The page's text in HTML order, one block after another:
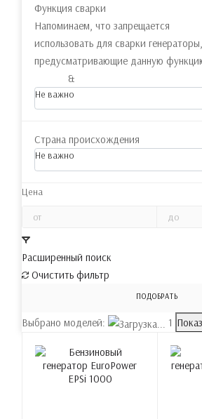
Функция сварки
Напоминаем, что запрещается
использовать для сварки
предусматривающие
&
Не важно
Страна происхождения
Не важно
Цена
Расширенный поиск
Очистить фильтр
ПОДОБРАТЬ
Выбрано моделей: 1